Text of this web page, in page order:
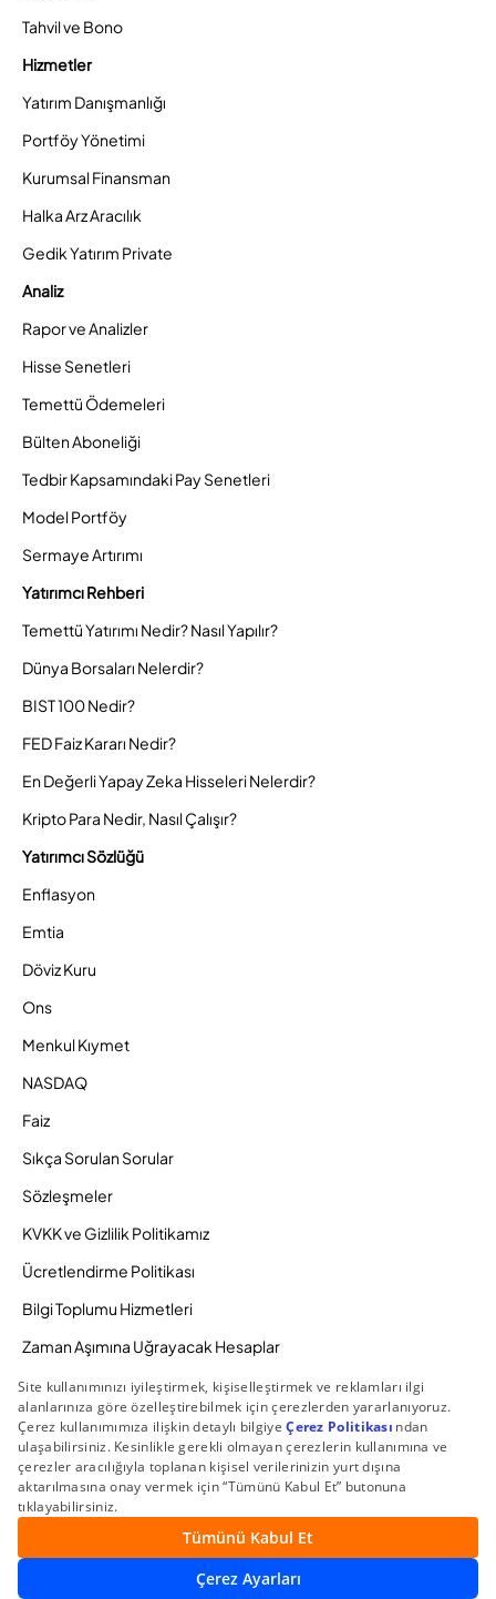
Tahvil ve Bono
Hizmetler
Yatırım Danışmanlığı
Portföy Yönetimi
Kurumsal Finansman
Halka Arz Aracılık
Gedik Yatırım Private
Analiz
Rapor ve Analizler
Hisse Senetleri
Temettü Ödemeleri
Bülten Aboneliği
Tedbir Kapsamındaki Pay Senetleri
Model Portföy
Sermaye Artırımı
Yatırımcı Rehberi
Temettü Yatırımı Nedir? Nasıl Yapılır?
Dünya Borsaları Nelerdir?
BIST 100 Nedir?
FED Faiz Kararı Nedir?
En Değerli Yapay Zeka Hisseleri Nelerdir?
Kripto Para Nedir, Nasıl Çalışır?
Yatırımcı Sözlüğü
Enflasyon
Emtia
Döviz Kuru
Ons
Menkul Kıymet
NASDAQ
Faiz
Sıkça Sorulan Sorular
Sözleşmeler
KVKK ve Gizlilik Politikamız
Ücretlendirme Politikası
Bilgi Toplumu Hizmetleri
Zaman Aşımına Uğrayacak Hesaplar
Duyurular ve Kampanyalar
© 2026 Gedik Yatırım Menkul Değerler AŞ. Tüm Hakları